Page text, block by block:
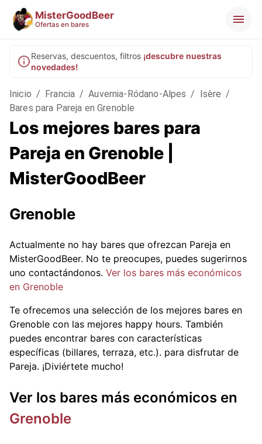
MisterGoodBeer
Ofertas en bares
Reservas, descuentos, filtros ¡descubre nuestras
novedades!
Inicio / Francia / Auvernia-Ródano-Alpes / Isère /
Bares para Pareja en Grenoble
Los mejores bares para
Pareja en Grenoble |
MisterGoodBeer
Grenoble
Actualmente no hay bares que ofrezcan Pareja en
MisterGoodBeer. No te preocupes, puedes sugerirnos
uno contactándonos. Ver los bares más económicos
en Grenoble
Te ofrecemos una selección de los mejores bares en
Grenoble con las mejores happy hours. También
puedes encontrar bares con características
específicas (billares, terraza, etc.). para disfrutar de
Pareja. ¡Diviértete mucho!
Ver los bares más económicos en
Grenoble